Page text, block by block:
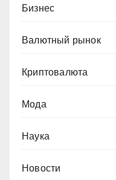
Бизнес
Валютный рынок
Криптовалюта
Мода
Наука
Новости